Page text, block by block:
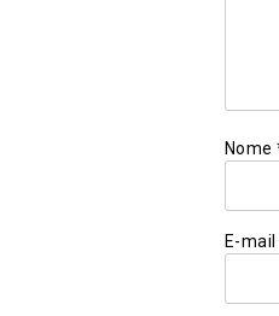
Nome
E-mail